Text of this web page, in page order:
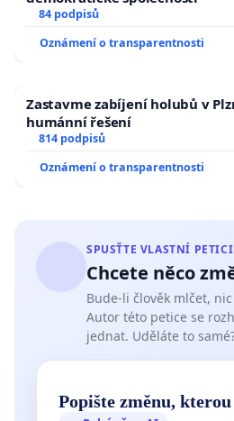
84 podpisů
Oznámení o transparentnosti
Zastavme zabíjení holubů v
humánní řešení
814 podpisů
Oznámení o transparentnosti
SPUSŤTE VLASTNÍ PETICI
Chcete něco
Bude-li člověk mlčet,
Autor této petice se
jednat. Uděláte to
Popište změnu,